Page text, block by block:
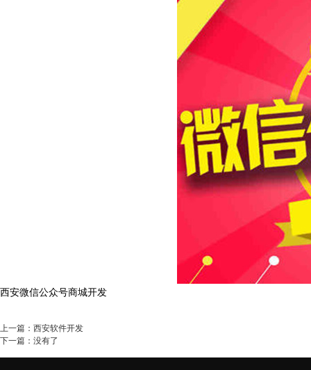
西安微信公众号商城开发
上一篇： 西安软件开发
下一篇：没有了